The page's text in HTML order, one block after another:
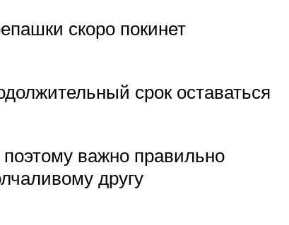
скоро покинет
срок оставаться
важно правильно
другу